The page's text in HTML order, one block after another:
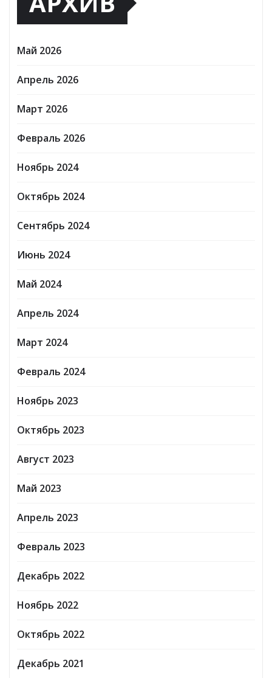
Май 2026
Апрель 2026
Март 2026
Февраль 2026
Ноябрь 2024
Октябрь 2024
Сентябрь 2024
Июнь 2024
Май 2024
Апрель 2024
Март 2024
Февраль 2024
Ноябрь 2023
Октябрь 2023
Август 2023
Май 2023
Апрель 2023
Февраль 2023
Декабрь 2022
Ноябрь 2022
Октябрь 2022
Декабрь 2021